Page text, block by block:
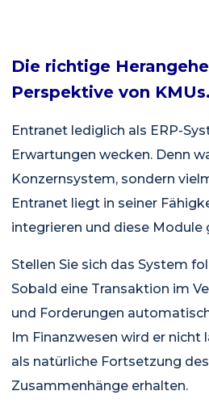
Die richtige
Perspektive von KMUs.
Entranet lediglich als ERP-
Erwartungen wecken. Denn
Konzernsystem, sondern
Entranet liegt in seiner
integrieren und diese Module
Stellen Sie sich das System
Sobald eine Transaktion im
und Forderungen
Im Finanzwesen wird er nicht
als natürliche Fortsetzung
Zusammenhänge erhalten.